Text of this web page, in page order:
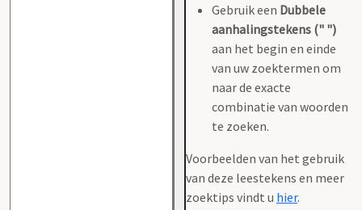
Gebruik een Dubbele
aanhalingstekens (" ")
aan het begin en einde
van uw zoektermen om
naar de exacte
combinatie van woorden
te zoeken.
Voorbeelden van het gebruik
van deze leestekens en meer
zoektips vindt u hier.